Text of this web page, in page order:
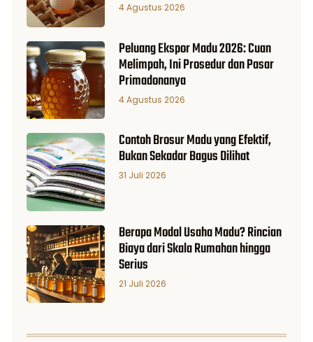
4 Agustus 2026
Peluang Ekspor Madu 2026: Cuan
Melimpah, Ini Prosedur dan Pasar
Primadonanya
4 Agustus 2026
Contoh Brosur Madu yang Efektif,
Bukan Sekadar Bagus Dilihat
31 Juli 2026
Berapa Modal Usaha Madu? Rincian
Biaya dari Skala Rumahan hingga
Serius
21 Juli 2026